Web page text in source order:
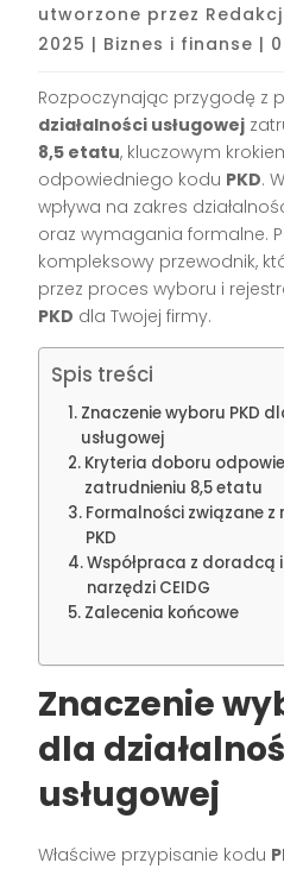
utworzone przez
2025 | Biznes i finanse |
Rozpoczynając przygodę z
działalności usługowej
8,5 etatu, kluczowym
odpowiedniego kodu PKD.
wpływa na zakres
oraz wymagania formalne.
kompleksowy przewodnik,
przez proces wyboru i
PKD dla Twojej firmy.
Spis treści
Znaczenie wyboru PKD
usługowej
Kryteria doboru
zatrudnieniu 8,5 etatu
Formalności związane
PKD
Współpraca z doradcą
narzędzi CEIDG
Zalecenia końcowe
Znaczenie
dla
usługowej
Właściwe przypisanie kodu